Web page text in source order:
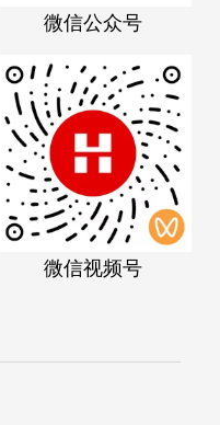
微信公众号
微信视频号